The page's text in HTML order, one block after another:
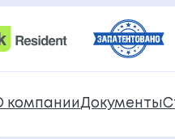
компании Документы